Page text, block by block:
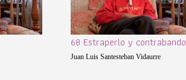
68 Estraperlo y contrabando
Juan Luis Santesteban Vidaurre